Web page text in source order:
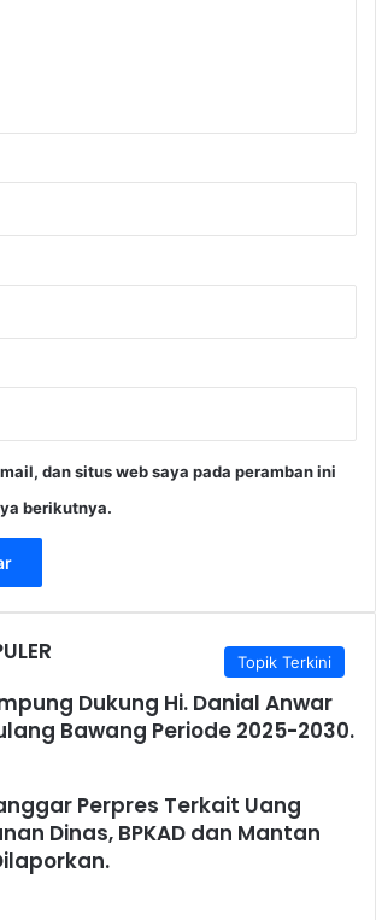
dan situs web saya pada peramban ini
berikutnya.
Topik Terkini
Dukung Hi. Danial Anwar
Bawang Periode 2025-2030.
Perpres Terkait Uang
Dinas, BPKAD dan Mantan